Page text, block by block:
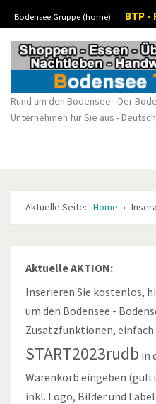
Bodensee Gruppe (home) BTP -
Rund um den Bodensee - Der
Unternehmen für Sie aus -
Aktuelle Seite: Home
Aktuelle AKTION:
Inserieren Sie kostenlos,
um den Bodensee -
Zusatzfunktionen, einfach
START2023rudb in
Warenkorb eingeben
inkl. Logo, Bilder und